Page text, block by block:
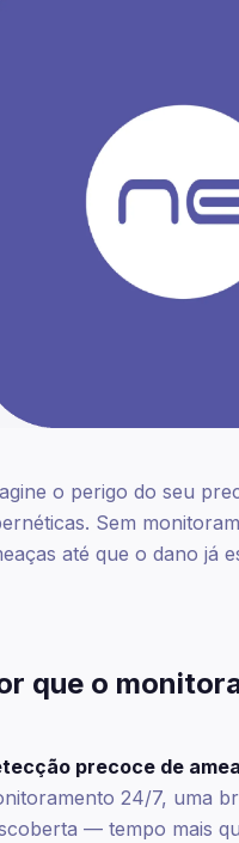
o perigo do seu
Sem
até que o dano já
que o
precoce de
24/7, uma
— tempo mais